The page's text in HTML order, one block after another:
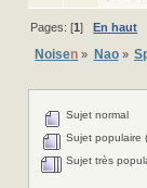
Pages: [1]En haut
Noisen » Nao»
Sujet normal
Sujet populaire
Sujet très